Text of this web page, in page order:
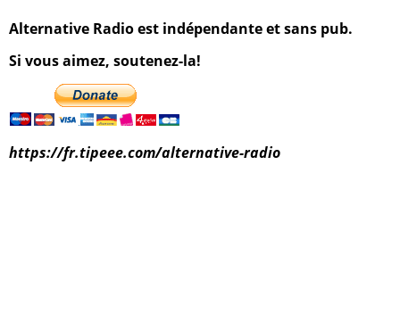
Alternative Radio est indépendante et sans pub.
Si vous aimez, soutenez-la!
https://fr.tipeee.com/alternative-radio